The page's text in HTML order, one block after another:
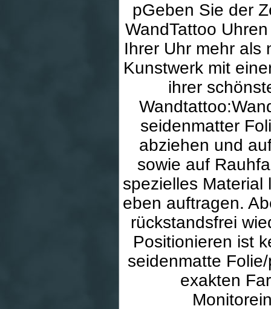
pGeben Sie der
WandTattoo
Ihrer Uhr mehr als
Kunstwerk mit
ihrer
seidenmatter
abziehen und
sowie auf
spezielles
eben auftragen.
rückstandsfrei
Positionieren ist
seidenmatte
exakten